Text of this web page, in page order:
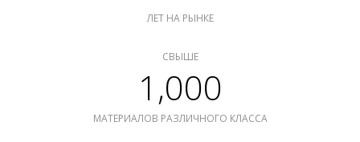
ЛЕТ НА РЫНКЕ
СВЫШЕ
1,000
МАТЕРИАЛОВ РАЗЛИЧНОГО КЛАССА